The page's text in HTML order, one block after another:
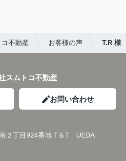
不動産 お客様の声 T.R 様
スムトコ不動産
お問い合わせ
２丁目924番地 T＆T UEDA